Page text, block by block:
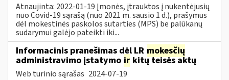
Atnaujinta: 2022-01-19 Įmonės, įtrauktos į nukentėjusių
nuo Covid-19 sąrašą (nuo 2021 m. sausio 1 d.), prašymus
dėl mokestinės paskolos sutarties (MPS) be palūkanų
sudarymui galėjo pateikti iki...
Informacinis pranešimas dėl LR mokesčių
administravimo įstatymo ir kitų teisės aktų
Web turinio sąrašas 2024-07-19